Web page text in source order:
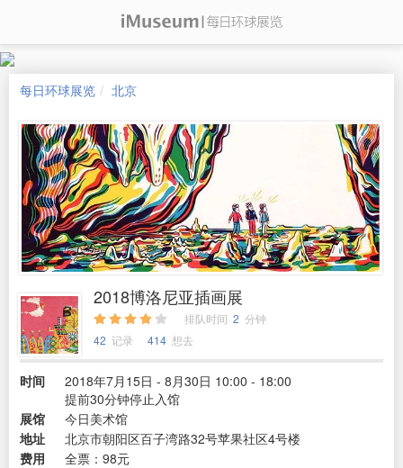
每日环球展览 北京
2018博洛尼亚插画展
排队时间 2 分钟
42 记录 414 想去
时间
2018年7月15日 - 8月30日 10:00 - 18:00
提前30分钟停止入馆
展馆
今日美术馆
地址
北京市朝阳区百子湾路32号苹果社区4号楼
费用
全票：98元